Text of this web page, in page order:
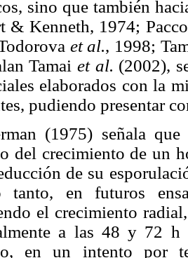
sino que también
& Kenneth, 1974;
et al., 1998;
Tamaiet al. (2002),
elaborados con la
pudiendo presentar
(1975) señala
del crecimiento de un
de su
en futuros
el crecimiento
a las 48 y 72 h
en un intento por